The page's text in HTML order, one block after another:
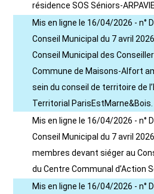
résidence SOS Séniors-
Mis en ligne le 16/04/2026 - n°
Conseil Municipal du 7 avril
Conseil Municipal des
Commune de Maisons-Alfort
sein du conseil de territoire de
Territorial ParisEstMarne&Bois.
Mis en ligne le 16/04/2026 - n°
Conseil Municipal du 7 avril
membres devant siéger au
du Centre Communal d’Action
Mis en ligne le 16/04/2026 - n°